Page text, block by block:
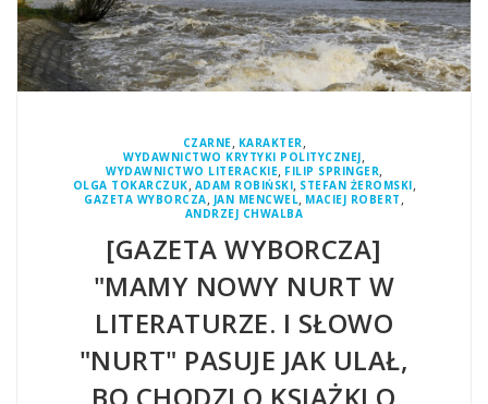
CZARNE, KARAKTER ,
WYDAWNICTWO KRYTYKI POLITYCZNEJ,
WYDAWNICTWO LITERACKIE, FILIP SPRINGER,
OLGA TOKARCZUK, ADAM ROBIŃSKI, STEFAN ŻEROMSKI,
GAZETA WYBORCZA, JAN MENCWEL, MACIEJ ROBERT ,
ANDRZEJ CHWALBA
[GAZETA WYBORCZA]
"MAMY NOWY NURT W
LITERATURZE. I SŁOWO
"NURT" PASUJE JAK ULAŁ,
BO CHODZI O KSIĄŻKI O